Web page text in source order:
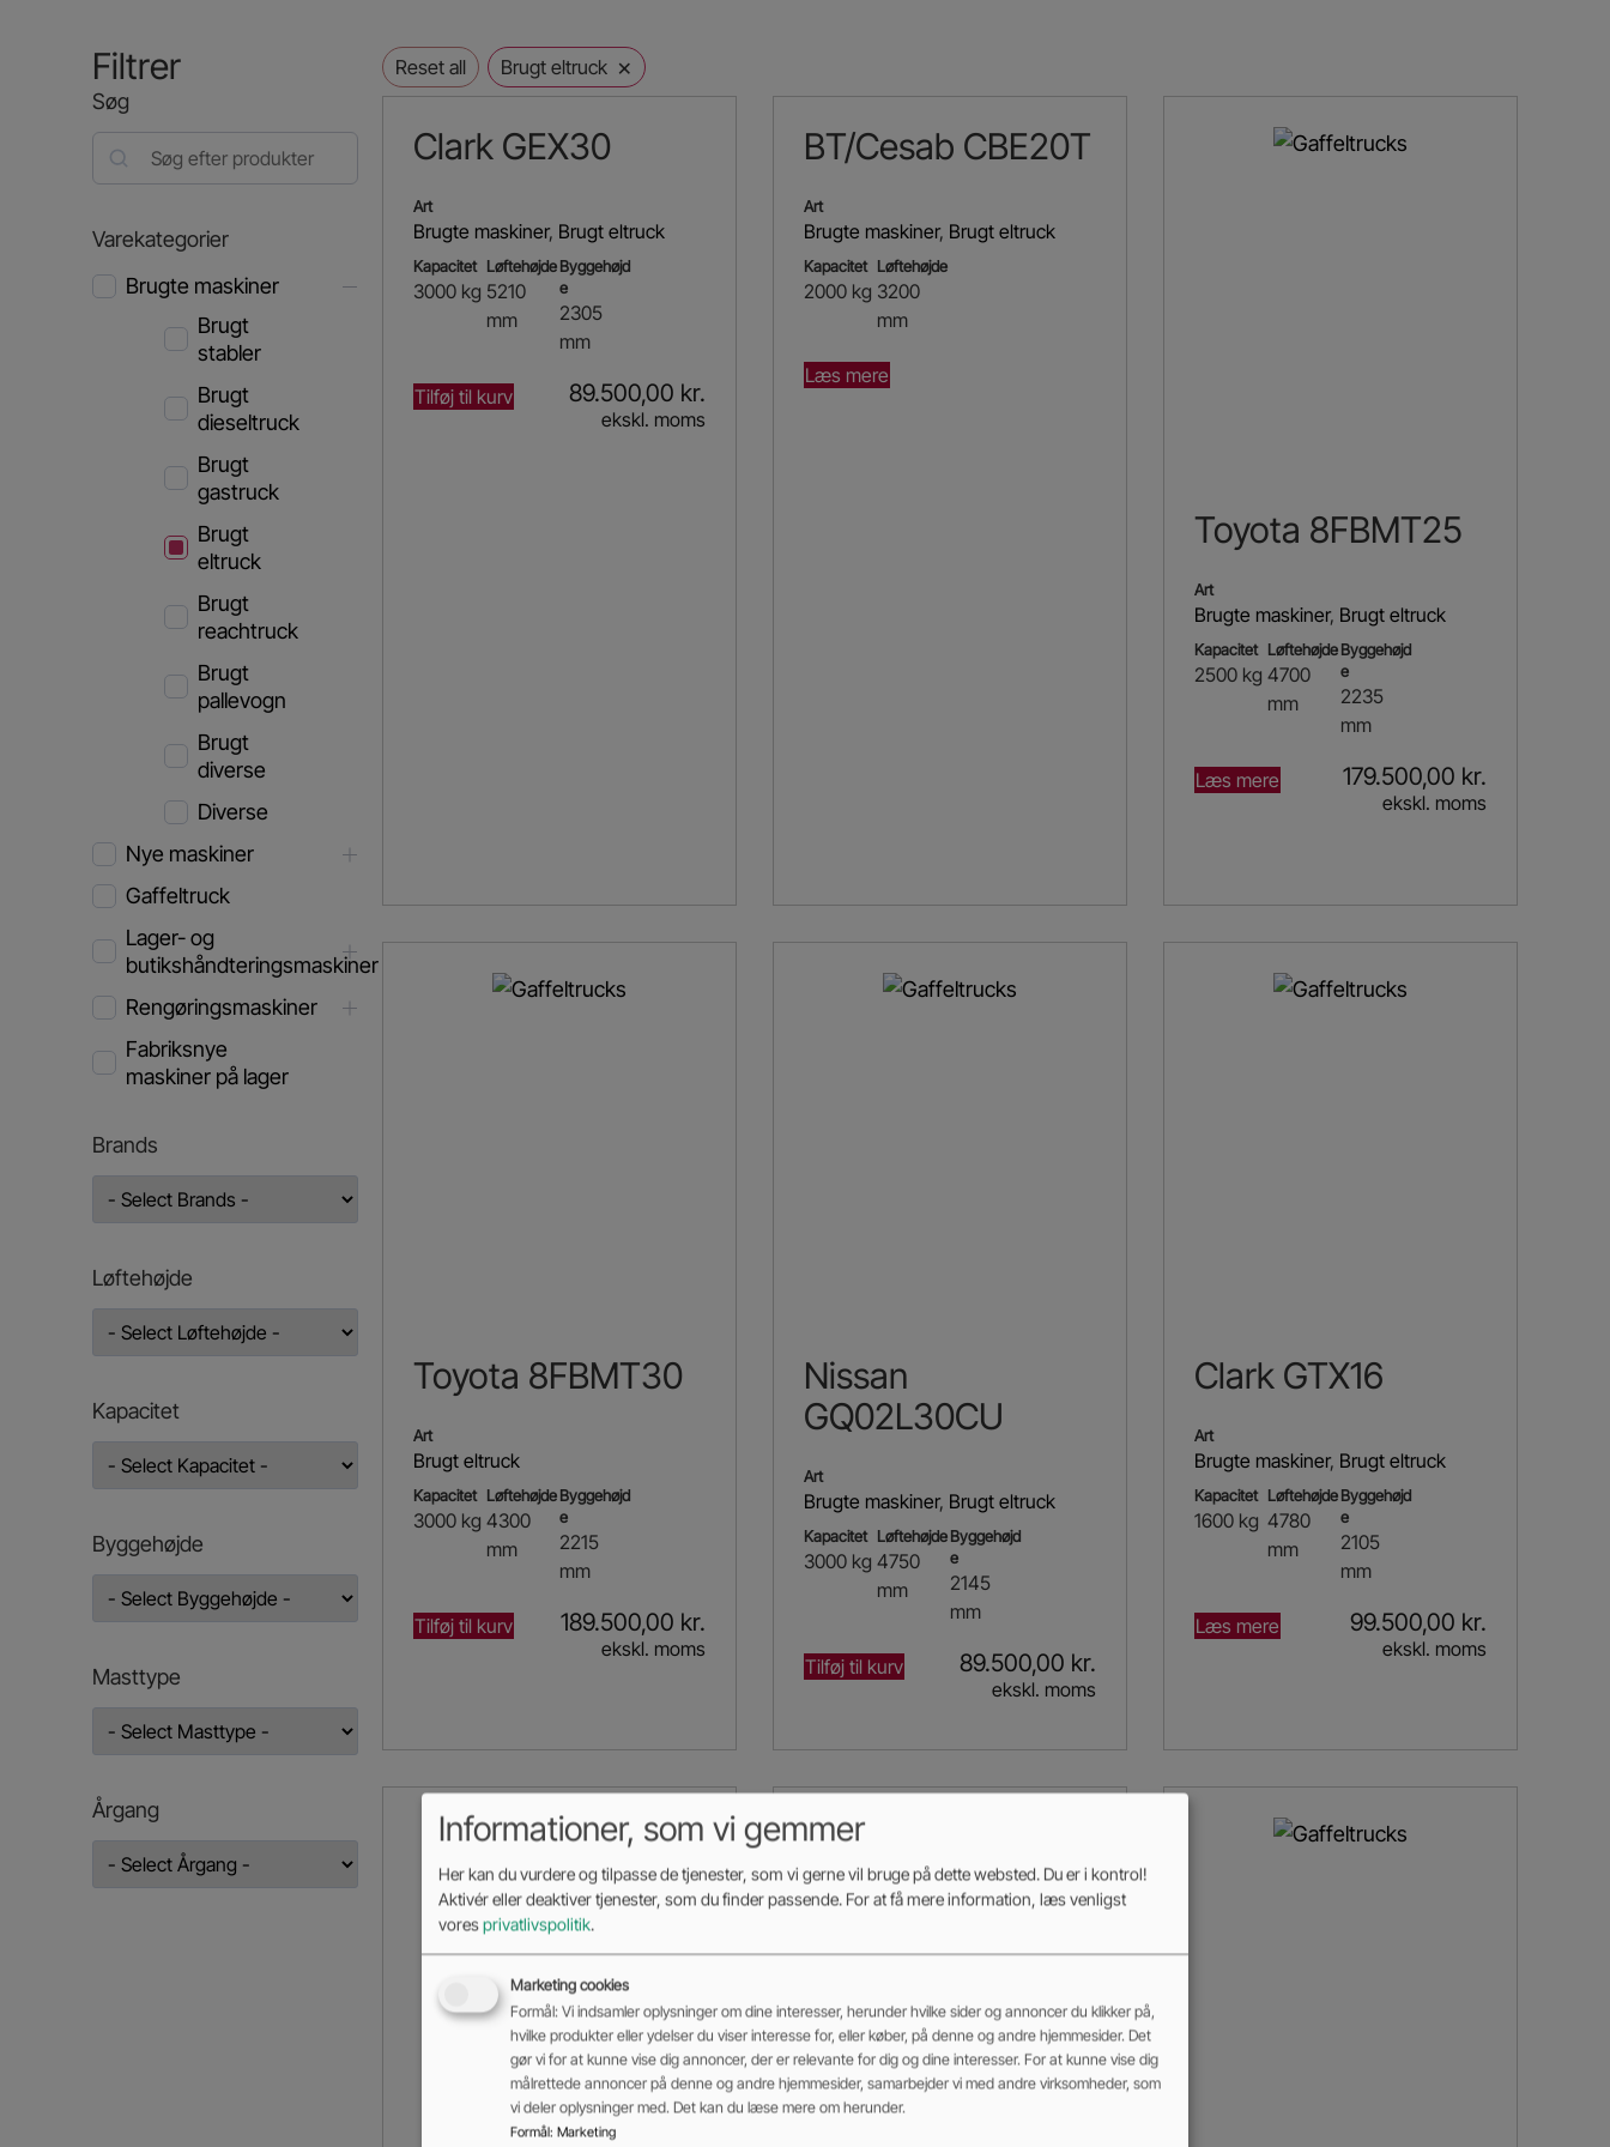
Filtrer
Søg
Varekategorier
Brugte maskiner
Brugt
stabler
Brugt
dieseltruck
Brugt
gastruck
Brugt
eltruck
Brugt
reachtruck
Brugt
pallevogn
Brugt
diverse
Diverse
Nye maskiner
Gaffeltruck
Lager- og
butikshåndteringsmaskiner
Rengøringsmaskiner
Fabriksnye
maskiner på lager
Brands
Løftehøjde
Kapacitet
Byggehøjde
Masttype
Årgang
Reset all Brugt eltruck ×
Clark GEX30
Art
Brugte maskiner, Brugt eltruck
Kapacitet
3000 kg
Løftehøjde
5210
mm
Byggehøjd
e
2305
mm
Tilføj til kurv 89.500,00 kr.
ekskl. moms
BT/Cesab CBE20T
Art
Brugte maskiner, Brugt eltruck
Kapacitet
2000 kg
Løftehøjde
3200
mm
Læs mere
Toyota 8FBMT25
Art
Brugte maskiner, Brugt eltruck
Kapacitet
2500 kg
Løftehøjde
4700
mm
Byggehøjd
e
2235
mm
Læs mere 179.500,00 kr.
ekskl. moms
Toyota 8FBMT30
Art
Brugt eltruck
Kapacitet
3000 kg
Løftehøjde
4300
mm
Byggehøjd
e
2215
mm
Tilføj til kurv 189.500,00 kr.
ekskl. moms
Nissan
GQ02L30CU
Art
Brugte maskiner, Brugt eltruck
Kapacitet
3000 kg
Løftehøjde
4750
mm
Byggehøjd
e
2145
mm
Tilføj til kurv 89.500,00 kr.
ekskl. moms
Clark GTX16
Art
Brugte maskiner, Brugt eltruck
Kapacitet
1600 kg
Løftehøjde
4780
mm
Byggehøjd
e
2105
mm
Læs mere 99.500,00 kr.
ekskl. moms
Informationer, som vi gemmer
Her kan du vurdere og tilpasse de tjenester, som vi gerne vil bruge på dette websted. Du er i kontrol!
Aktivér eller deaktiver tjenester, som du finder passende. For at få mere information, læs venligst
voresprivatlivspolitik.
Marketing cookies
Formål: Vi indsamler oplysninger om dine interesser, herunder hvilke sider og annoncer du klikker på,
hvilke produkter eller ydelser du viser interesse for, eller køber, på denne og andre hjemmesider. Det
gør vi for at kunne vise dig annoncer, der er relevante for dig og dine interesser. For at kunne vise dig
målrettede annoncer på denne og andre hjemmesider, samarbejder vi med andre virksomheder, som
vi deler oplysninger med. Det kan du læse mere om herunder.
Formål: Marketing